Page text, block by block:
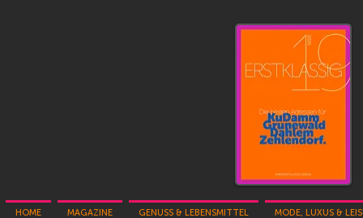
HOME MAGAZINE GENUSS & LEBENSMITTEL MODE, LUXUS &